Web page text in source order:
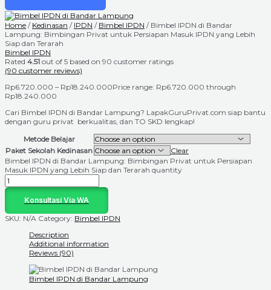
Home / Kedinasan / IPDN / Bimbel IPDN / Bimbel IPDN di Bandar
Lampung: Bimbingan Privat untuk Persiapan Masuk IPDN yang Lebih
Siap dan Terarah
Bimbel IPDN
Rated 4.51 out of 5 based on 90 customer ratings
(90 customer reviews)
Rp6.720.000 – Rp18.240.000Price range: Rp6.720.000 through
Rp18.240.000
Cari Bimbel IPDN di Bandar Lampung? LapakGuruPrivat.com siap bantu
dengan guru privat berkualitas, dan TO SKD lengkap!
Metode Belajar
Paket Sekolah Kedinasan
Clear
Bimbel IPDN di Bandar Lampung: Bimbingan Privat untuk Persiapan
Masuk IPDN yang Lebih Siap dan Terarah quantity
Konsultasi Via WA
SKU: N/A Category: Bimbel IPDN
Description
Additional information
Reviews (90)
Bimbel IPDN di Bandar Lampung